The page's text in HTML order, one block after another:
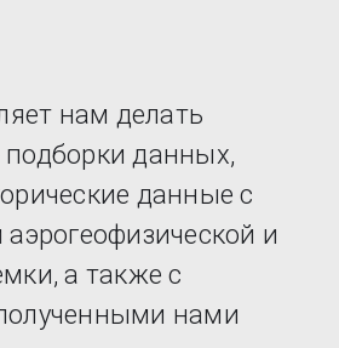
нам делать
данных,
данные с
аэрогеофизической и
а также с
нами